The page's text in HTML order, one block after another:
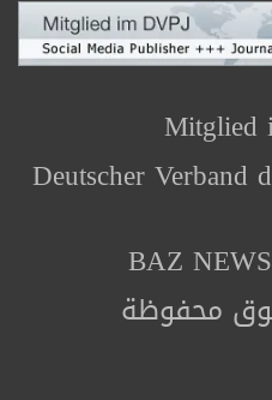
Mitglied
Deutscher Verband
© 2026 BAZ